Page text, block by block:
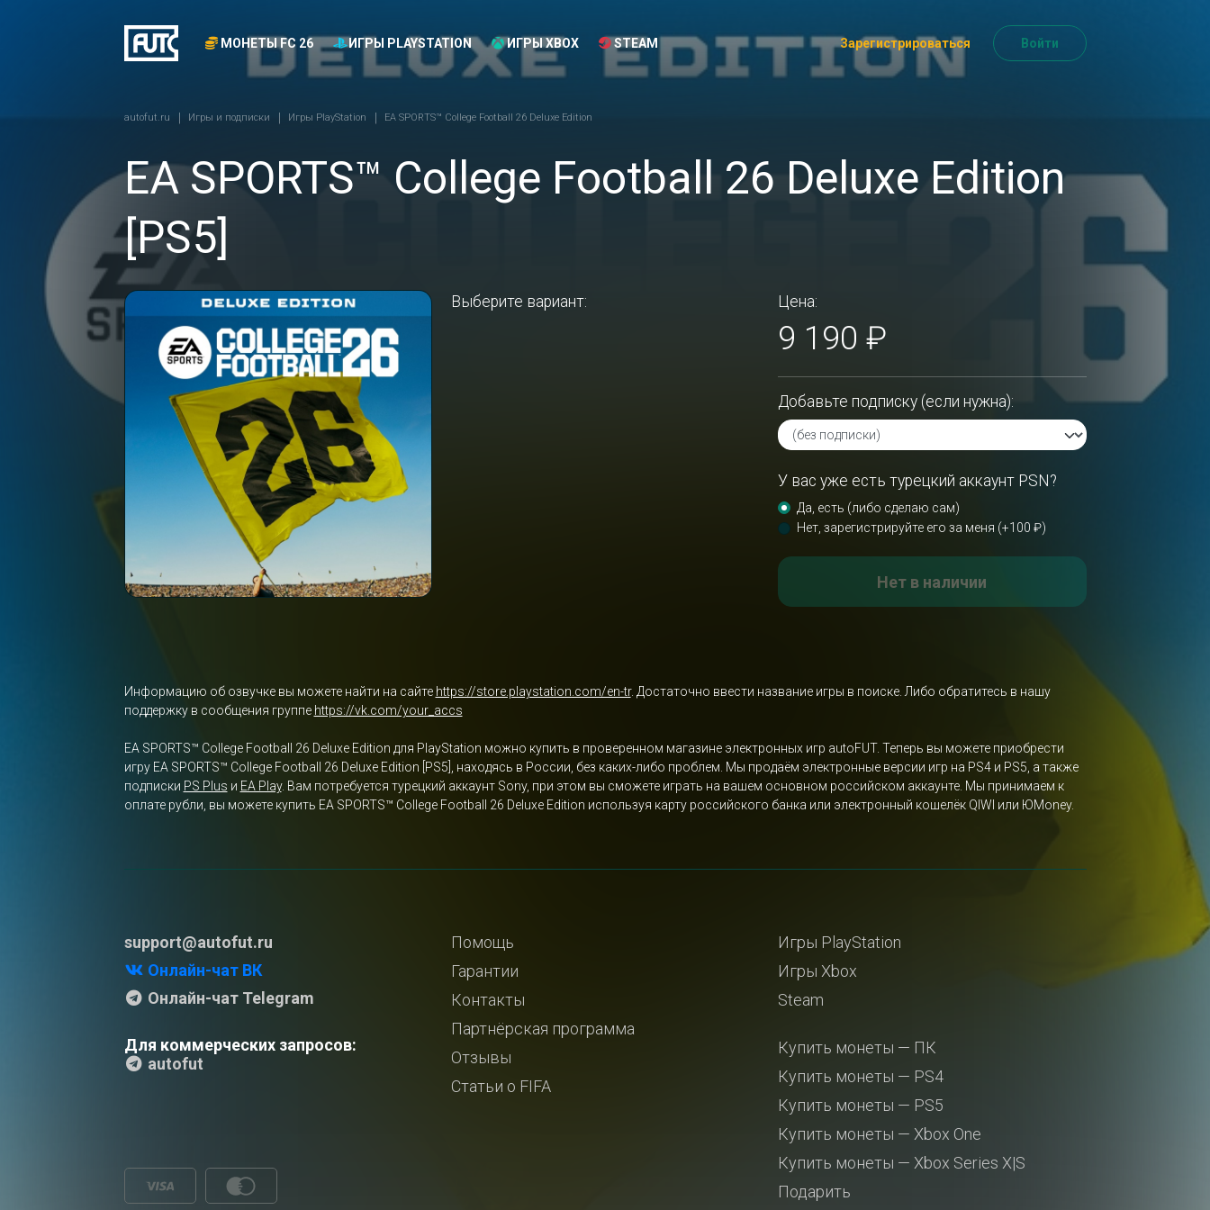
МОНЕТЫ FC 26 ИГРЫ PLAYSTATION ИГРЫ XBOX STEAM Зарегистрироваться Войти
autofut.ru Игры и подписки Игры PlayStation EA SPORTS™ College Football 26 Deluxe Edition
EA SPORTS™ College Football 26 Deluxe Edition
[PS5]
Выберите вариант: Цена:
9 190 ₽
Добавьте подписку (если нужна):
У вас уже есть турецкий аккаунт PSN?
Да, есть (либо сделаю сам)
Нет, зарегистрируйте его за меня (+100 ₽)
Нет в наличии
Информацию об озвучке вы можете найти на сайте https://store.playstation.com/en-tr. Достаточно ввести название игры в поиске. Либо обратитесь в нашу
поддержку в сообщения группе https://vk.com/your_accs
EA SPORTS™ College Football 26 Deluxe Edition для PlayStation можно купить в проверенном магазине электронных игр autoFUT. Теперь вы можете приобрести
игру EA SPORTS™ College Football 26 Deluxe Edition [PS5], находясь в России, без каких-либо проблем. Мы продаём электронные версии игр на PS4 и PS5, а также
подписки PS Plus и EA Play. Вам потребуется турецкий аккаунт Sony, при этом вы сможете играть на вашем основном российском аккаунте. Мы принимаем к
оплате рубли, вы можете купить EA SPORTS™ College Football 26 Deluxe Edition используя карту российского банка или электронный кошелёк QIWI или ЮMoney.
support@autofut.ru
Онлайн-чат ВК
Онлайн-чат Telegram
Для коммерческих запросов:
autofut
Помощь
Гарантии
Контакты
Партнёрская программа
Отзывы
Статьи о FIFA
Игры PlayStation
Игры Xbox
Steam
Купить монеты — ПК
Купить монеты — PS4
Купить монеты — PS5
Купить монеты — Xbox One
Купить монеты — Xbox Series X|S
Подарить